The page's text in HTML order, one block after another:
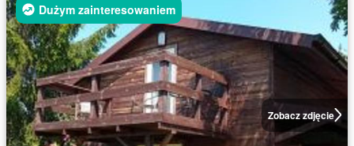
Zobacz zdjęcie
Dużym zainteresowaniem